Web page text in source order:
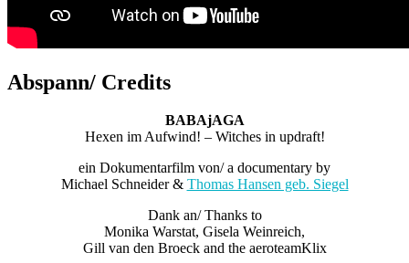
Abspann/ Credits
BABAjAGA
Hexen im Aufwind! – Witches in updraft!
ein Dokumentarfilm von/ a documentary by
Michael Schneider & Thomas Hansen geb. Siegel
Dank an/ Thanks to
Monika Warstat, Gisela Weinreich,
Gill van den Broeck and the aeroteamKlix